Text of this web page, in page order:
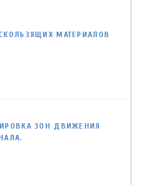
МАТЕРИАЛОВ
ЗОН ДВИЖЕНИЯ